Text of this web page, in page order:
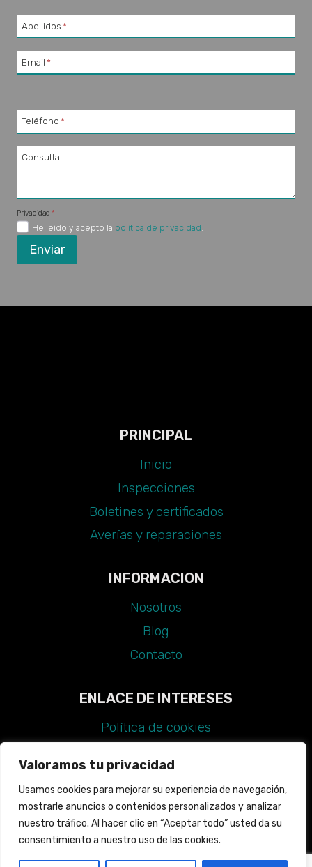
Valoramos tu privacidad
Usamos cookies para mejorar su experiencia de navegación,
mostrarle anuncios o contenidos personalizados y analizar
nuestro tráfico. Al hacer clic en “Aceptar todo” usted da su
consentimiento a nuestro uso de las cookies.
Apellidos *
Email *
Teléfono *
Consulta
Privacidad *
He leído y acepto la política de privacidad.
Enviar
PRINCIPAL
Inicio
Inspecciones
Boletines y certificados
Averías y reparaciones
INFORMACION
Nosotros
Blog
Contacto
ENLACE DE INTERESES
Política de cookies
Política de privacidad
Declaración de accesibilidad
Guía de estilo
Mapa web